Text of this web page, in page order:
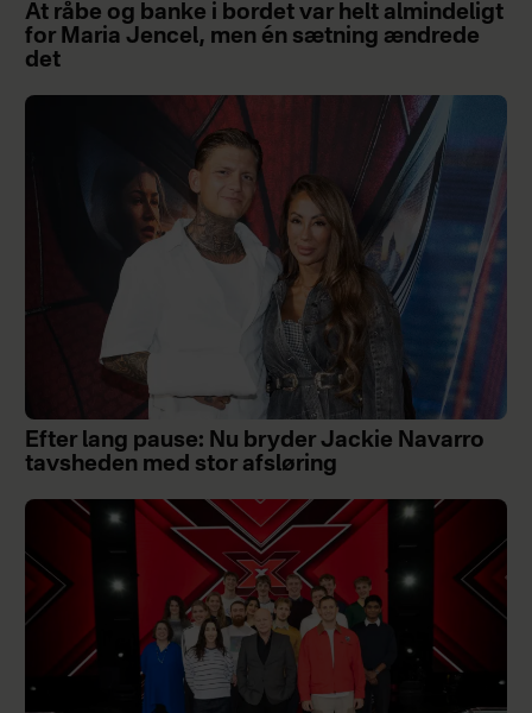
At råbe og banke i bordet var helt almindeligt
for Maria Jencel, men én sætning ændrede
det
Efter lang pause: Nu bryder Jackie Navarro
tavsheden med stor afsløring